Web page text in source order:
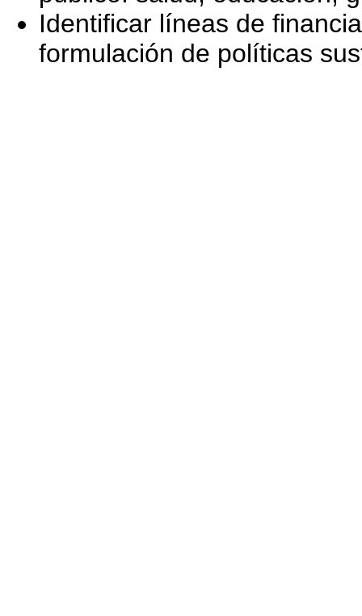
Identificar líneas de
formulación de políticas